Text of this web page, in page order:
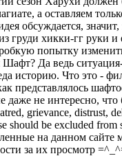
а оставляем
обсуждается,
хикки-гг руки и
попытку
Да ведь
историю. Что это -
представлялось
не интересно, что
grievance, distrust,
should be excluded
на данном сайте
за их просмотр